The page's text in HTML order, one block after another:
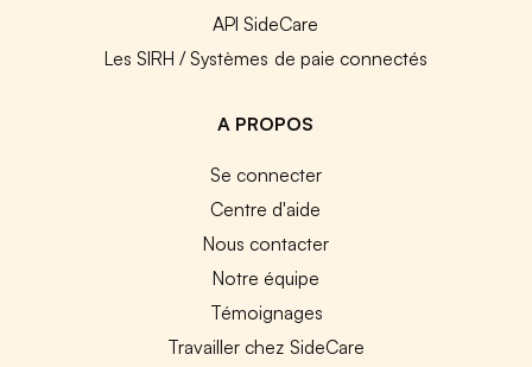
API SideCare
Les SIRH / Systèmes de paie connectés
A PROPOS
Se connecter
Centre d'aide
Nous contacter
Notre équipe
Témoignages
Travailler chez SideCare